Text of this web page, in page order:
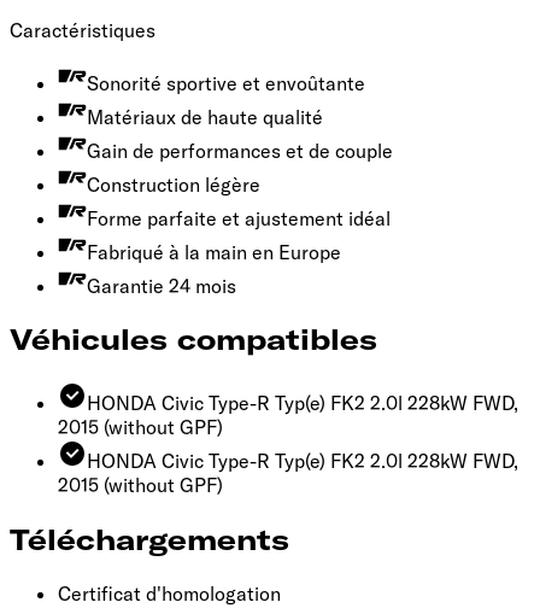
Caractéristiques
Sonorité sportive et envoûtante
Matériaux de haute qualité
Gain de performances et de couple
Construction légère
Forme parfaite et ajustement idéal
Fabriqué à la main en Europe
Garantie 24 mois
Véhicules compatibles
HONDA Civic Type-R Typ(e) FK2 2.0l 228kW FWD,
2015 (without GPF)
HONDA Civic Type-R Typ(e) FK2 2.0l 228kW FWD,
2015 (without GPF)
Téléchargements
Certificat d'homologation